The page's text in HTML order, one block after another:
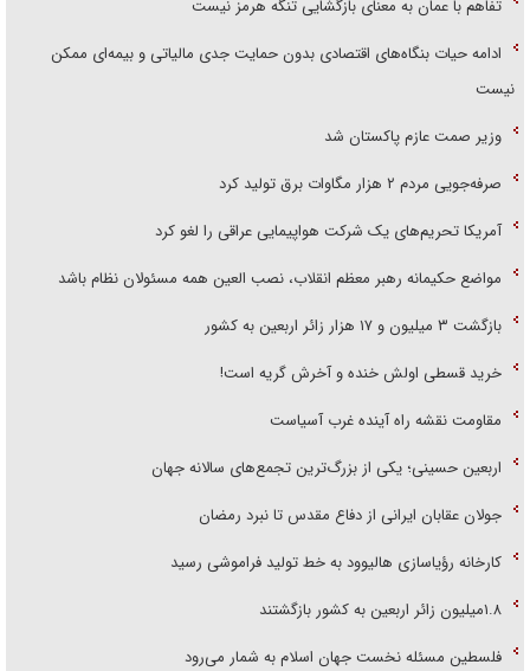
تفاهم با عمان به معنای بازگشایی تنگه هرمز نیست
ادامه حیات بنگاه‌های اقتصادی بدون حمایت جدی مالیاتی و بیمه‌ای ممکن
نیست
وزیر صمت عازم پاکستان شد
صرفه‌جویی مردم ۲ هزار مگاوات برق تولید کرد
آمریکا تحریم‌های یک شرکت هواپیمایی عراقی را لغو کرد
مواضع حکیمانه رهبر معظم انقلاب، نصب العین همه مسئولان نظام باشد
بازگشت ۳ میلیون و ۱۷ هزار زائر اربعین به کشور
خرید قسطی اولش خنده و آخرش گریه است!
مقاومت نقشه راه آینده غرب آسیاست
اربعین حسینی؛ یکی از بزرگ‌ترین تجمع‌های سالانه جهان
جولان عقابان ایرانی از دفاع مقدس تا نبرد رمضان
کارخانه رؤیاسازی هالیوود به خط تولید فراموشی رسید
۱.۸میلیون زائر اربعین به کشور بازگشتند
فلسطین مسئله نخست جهان اسلام به شمار می‌رود